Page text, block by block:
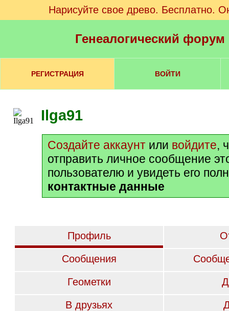
Нарисуйте свое древо. Бесплатно.
Генеалогический
РЕГИСТРАЦИЯ ВОЙТИ
Ilga91
Создайте аккаунт или войдите,
отправить личное сообщение
пользователю и увидеть его
контактные данные
Профиль
Сообщения
Геометки
В друзьях